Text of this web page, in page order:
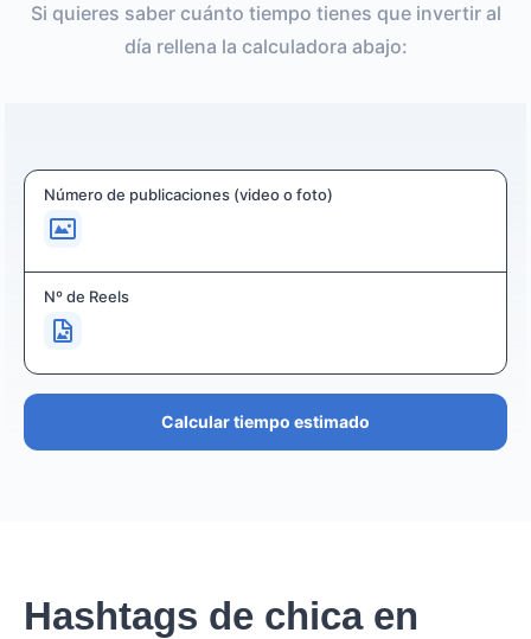
Si quieres saber cuánto tiempo tienes que invertir al
día rellena la calculadora abajo:
Número de publicaciones (video o foto)
Nº de Reels
Calcular tiempo estimado
Hashtags de chica en